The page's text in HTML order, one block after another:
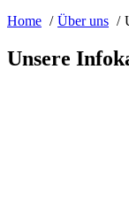
Home
Über uns
Unsere